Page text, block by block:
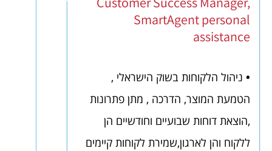
SmartAgent personal
assistance
• ניהול הלקוחות בשוק הישראלי ,
הטמעת המוצר, הדרכה , מתן פתרונות
,הוצאת דוחות שבועיים וחודשיים הן
ללקוח והן לארגון,שמירת לקוחות קיימים